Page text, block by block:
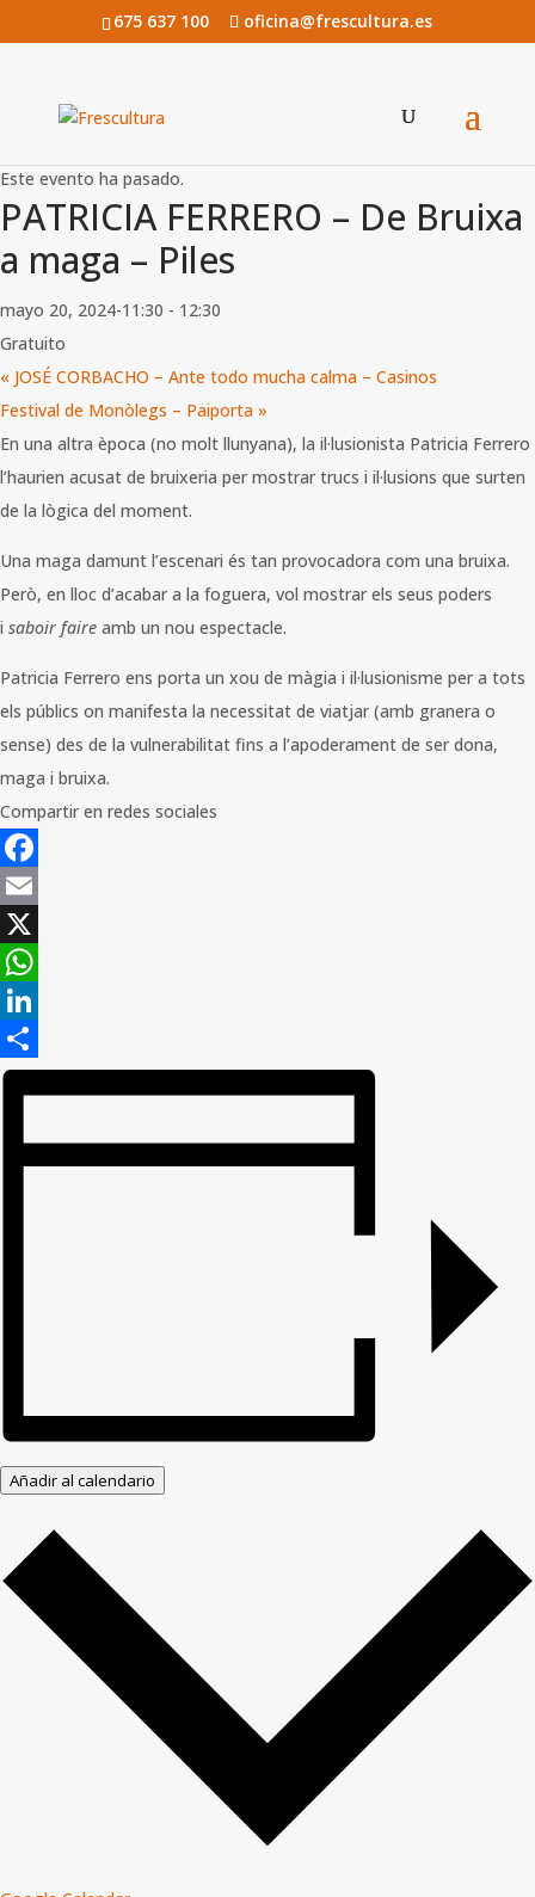
675 637 100 oficina@frescultura.es
Este evento ha pasado.
PATRICIA FERRERO – De Bruixa
a maga – Piles
mayo 20, 2024-11:30 - 12:30
Gratuito
« JOSÉ CORBACHO – Ante todo mucha calma – Casinos
Festival de Monòlegs – Paiporta »
En una altra època (no molt llunyana), la il·lusionista Patricia Ferrero
l’haurien acusat de bruixeria per mostrar trucs i il·lusions que surten
de la lògica del moment.
Una maga damunt l’escenari és tan provocadora com una bruixa.
Però, en lloc d’acabar a la foguera, vol mostrar els seus poders
i saboir faire amb un nou espectacle.
Patricia Ferrero ens porta un xou de màgia i il·lusionisme per a tots
els públics on manifesta la necessitat de viatjar (amb granera o
sense) des de la vulnerabilitat fins a l’apoderament de ser dona,
maga i bruixa.
Compartir en redes sociales
Facebook
Email
X
WhatsApp
LinkedIn
Compartir
Añadir al calendario